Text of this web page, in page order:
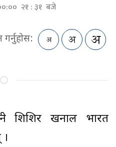
२१ : ३१ बजे
गर्नुहोस:
शिशिर खनाल भारत